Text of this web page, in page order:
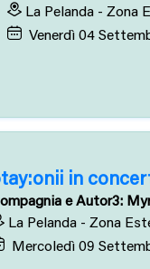
La Pelanda - Zona
Venerdì 04
in
e Autor3:
La Pelanda - Zona
Mercoledì 09